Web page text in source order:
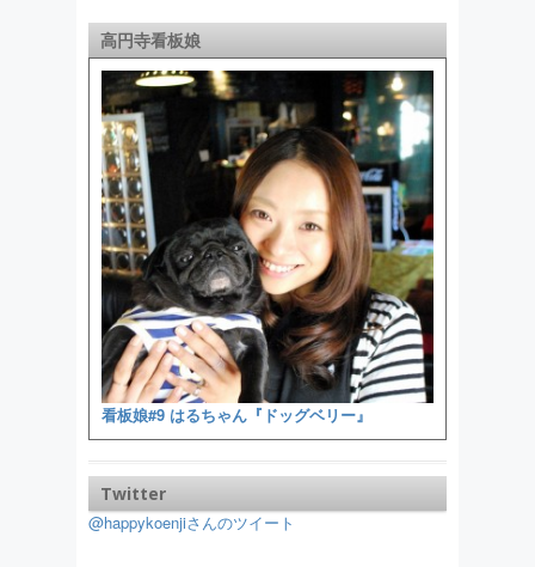
高円寺看板娘
看板娘#9 はるちゃん『ドッグベリー』
Twitter
@happykoenjiさんのツイート